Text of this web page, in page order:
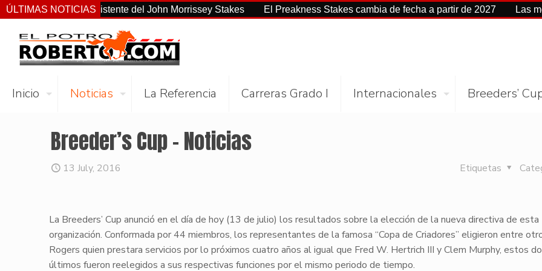
ÚLTIMAS NOTICIAS
el más consistente del John Morrissey Stakes El Preakness Stakes cambia de fecha a partir de 2027 Las mejores
Inicio Noticias La Referencia Carreras Grado I Internacionales Breeders’
Breeder’s Cup – Noticias
13 July, 2016 Etiquetas
​La Breeders’ Cup anunció en el día de hoy (13 de julio) los resultados sobre la elección de la nueva directiva de esta
organización. Conformada por 44 miembros, los representantes de la famosa “Copa de Criadores” eligieron entre
Rogers quien prestara servicios por lo próximos cuatro años al igual que Fred W. Hertrich III y Clem Murphy, estos
últimos fueron reelegidos a sus respectivas funciones por el mismo periodo de tiempo.